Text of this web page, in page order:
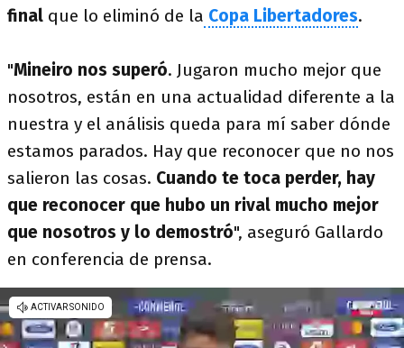
final que lo eliminó de la Copa Libertadores.
"Mineiro nos superó. Jugaron mucho mejor que
nosotros, están en una actualidad diferente a la
nuestra y el análisis queda para mí saber dónde
estamos parados. Hay que reconocer que no nos
salieron las cosas. Cuando te toca perder, hay
que reconocer que hubo un rival mucho mejor
que nosotros y lo demostró", aseguró Gallardo
en conferencia de prensa.